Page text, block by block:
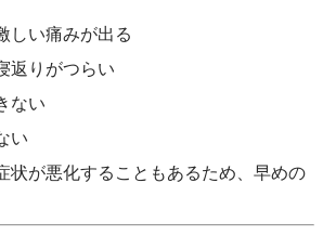
しい痛みが出る
返りがつらい
ない
い
状が悪化することもあるため、早めの